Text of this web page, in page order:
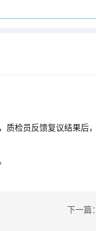
质检员反馈复议结果后
下一篇